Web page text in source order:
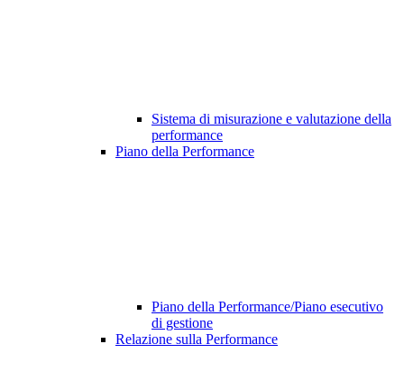
Sistema di misurazione e valutazione della
performance
Piano della Performance
Piano della Performance/Piano esecutivo
di gestione
Relazione sulla Performance